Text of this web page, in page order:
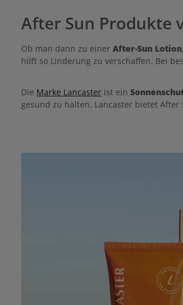
After Sun Produkte
Ob man dann zu einer After-Sun
hilft so Linderung zu verschaffen. Bei
Die Marke Lancaster ist ein
gesund zu halten. Lancaster bietet